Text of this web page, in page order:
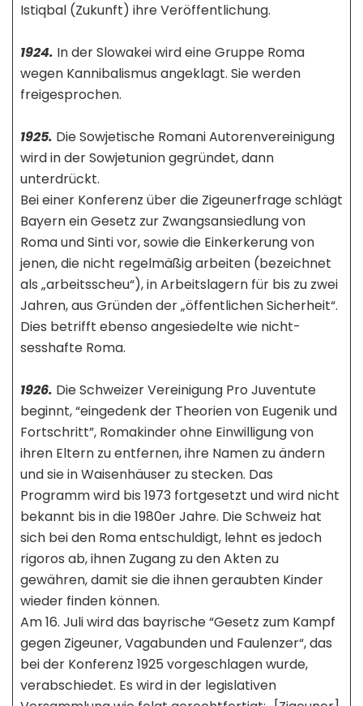
Istiqbal (Zukunft) ihre Veröffentlichung.
1924. In der Slowakei wird eine Gruppe Roma
wegen Kannibalismus angeklagt. Sie werden
freigesprochen.
1925. Die Sowjetische Romani Autorenvereinigung
wird in der Sowjetunion gegründet, dann
unterdrückt.
Bei einer Konferenz über die Zigeunerfrage schlägt
Bayern ein Gesetz zur Zwangsansiedlung von
Roma und Sinti vor, sowie die Einkerkerung von
jenen, die nicht regelmäßig arbeiten (bezeichnet
als „arbeitsscheu“), in Arbeitslagern für bis zu zwei
Jahren, aus Gründen der „öffentlichen Sicherheit“.
Dies betrifft ebenso angesiedelte wie nicht-
sesshafte Roma.
1926. Die Schweizer Vereinigung Pro Juventute
beginnt, “eingedenk der Theorien von Eugenik und
Fortschritt”, Romakinder ohne Einwilligung von
ihren Eltern zu entfernen, ihre Namen zu ändern
und sie in Waisenhäuser zu stecken. Das
Programm wird bis 1973 fortgesetzt und wird nicht
bekannt bis in die 1980er Jahre. Die Schweiz hat
sich bei den Roma entschuldigt, lehnt es jedoch
rigoros ab, ihnen Zugang zu den Akten zu
gewähren, damit sie die ihnen geraubten Kinder
wieder finden können.
Am 16. Juli wird das bayrische “Gesetz zum Kampf
gegen Zigeuner, Vagabunden und Faulenzer“, das
bei der Konferenz 1925 vorgeschlagen wurde,
verabschiedet. Es wird in der legislativen